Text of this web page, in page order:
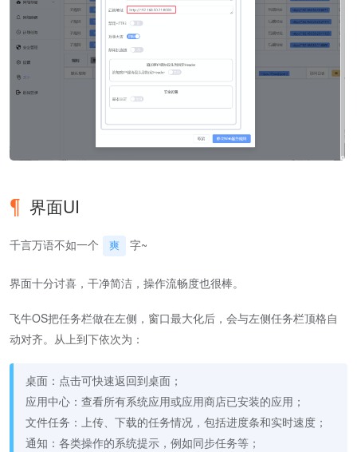
界面UI
千言万语不如一个 爽 字~
界面十分讨喜，干净简洁，操作流畅度也很棒。
飞牛OS把任务栏做在左侧，窗口最大化后，会与左侧任务栏顶格自
动对齐。从上到下依次为：
桌面：点击可快速返回到桌面；
应用中心：查看所有系统应用或应用商店已安装的应用；
文件任务：上传、下载的任务情况，包括进度条和实时速度；
通知：各类操作的系统提示，例如同步任务等；